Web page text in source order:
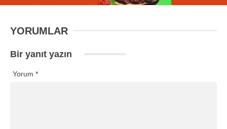
YORUMLAR
Bir yanıt yazın
Yorum *